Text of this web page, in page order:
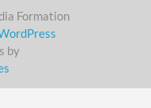
Formation
by